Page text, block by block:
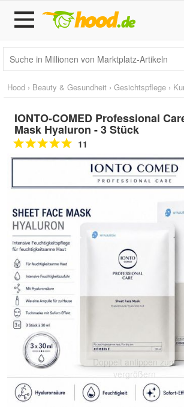
Hood › Beauty & Gesundheit › Gesichtspflege ›
IONTO-COMED Professional
Mask Hyaluron - 3 Stück
11
Doppelt antippen zum
vergrößern